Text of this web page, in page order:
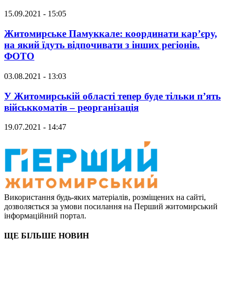
15.09.2021 - 15:05
Житомирське Памуккале: координати кар’єру,
на який їдуть відпочивати з інших регіонів.
ФОТО
03.08.2021 - 13:03
У Житомирській області тепер буде тільки п’ять
військкоматів – реорганізація
19.07.2021 - 14:47
Використання будь-яких матеріалів, розміщених на сайті,
дозволяється за умови посилання на Перший житомирський
інформаційний портал.
ЩЕ БІЛЬШЕ НОВИН